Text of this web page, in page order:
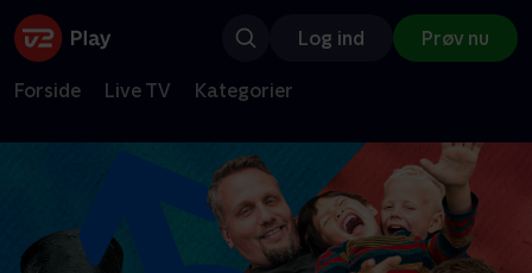
Log ind Prøv nu
Forside Live TV Kategorier